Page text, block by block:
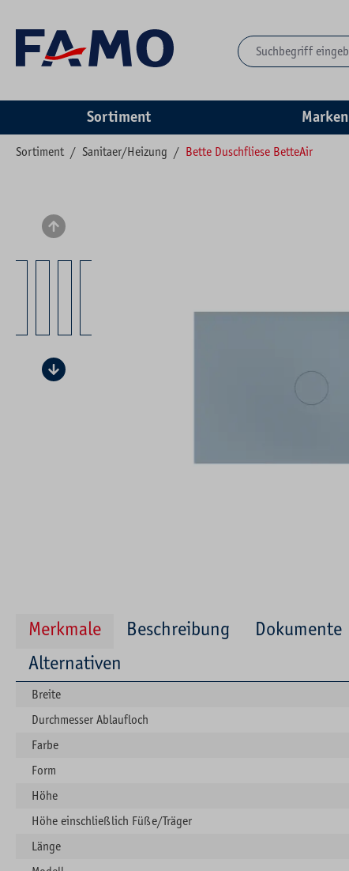
Sortiment Marken
Sortiment / Sanitaer/Heizung / Bette Duschfliese BetteAir
Bildergalerie überspringen
Merkmale Beschreibung Dokumente
Alternativen
Breite
Durchmesser Ablaufloch
Farbe
Form
Höhe
Höhe einschließlich Füße/Träger
Länge